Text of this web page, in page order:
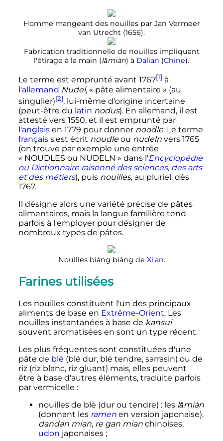
Homme mangeant des nouilles par Jan Vermeer
van Utrecht (1656).
Fabrication traditionnelle de nouilles impliquant
l'étirage à la main (lāmiàn) à Dalian (Chine).
Le terme est emprunté avant 1767[1] à
l'allemand Nudel, « pâte alimentaire » (au
singulier)[2], lui-même d'origine incertaine
(peut-être du latin nodus). En allemand, il est
attesté vers 1550, et il est emprunté par
l'anglaisen 1779 pour donner noodle. Le terme
françaiss'est écrit noudleou nudelnvers 1765
(on trouve par exemple une entrée
« NOUDLES ou NUDELN » dans l'Encyclopédie
ou Dictionnaire raisonné des sciences, des arts
et des métiers), puis nouilles, au pluriel, dès
1767.
Il désigne alors une variété précise de pâtes
alimentaires, mais la langue familière tend
parfois à l'employer pour désigner de
nombreux types de pâtes.
Nouilles biáng biáng de Xi'an.
Farines utilisées
Les nouilles constituent l'un des principaux
aliments de base en Extrême-Orient. Les
nouilles instantanées à base de kansui
souvent aromatisées en sont un type récent.
Les plus fréquentes sont constituées d'une
pâte de blé (blé dur, blé tendre, sarrasin) ou de
riz (riz blanc, riz gluant) mais, elles peuvent
être à base d'autres éléments, traduite parfois
par vermicelle :
nouilles de blé (dur ou tendre) : les lāmiàn
(donnant les ramenen version japonaise),
dandan mian, re gan mianchinoises,
udon japonaises ;